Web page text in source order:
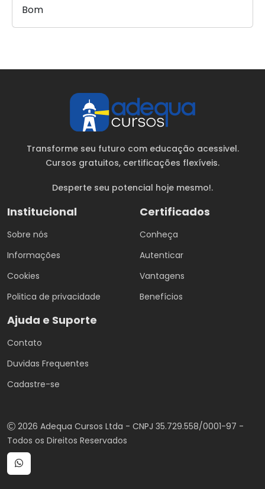
Bom
Transforme seu futuro com educação acessivel.
Cursos gratuitos, certificações flexíveis.
Desperte seu potencial hoje mesmo!.
Institucional
Sobre nós
Informações
Cookies
Politica de privacidade
Certificados
Conheça
Autenticar
Vantagens
Benefícios
Ajuda e Suporte
Contato
Duvidas Frequentes
Cadastre-se
2026 Adequa Cursos Ltda - CNPJ 35.729.558/0001-97 -
Todos os Direitos Reservados